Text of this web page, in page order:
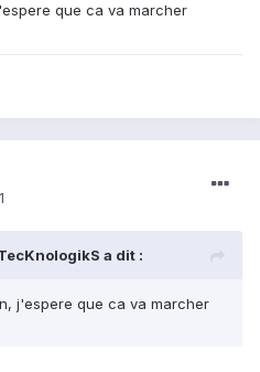
que ca va marcher
a dit :
j'espere que ca va marcher